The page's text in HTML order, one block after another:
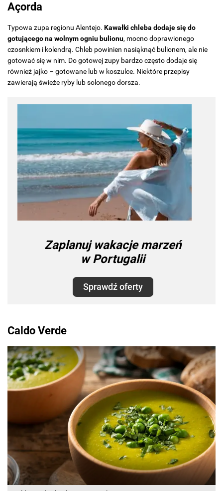
Açorda
Typowa zupa regionu Alentejo. Kawałki chleba dodaje się do
gotującego na wolnym ogniu bulionu, mocno doprawionego
czosnkiem i kolendrą. Chleb powinien nasiąknąć bulionem, ale nie
gotować się w nim. Do gotowej zupy bardzo często dodaje się
również jajko – gotowane lub w koszulce. Niektóre przepisy
zawierają świeże ryby lub solonego dorsza.
Zaplanuj wakacje marzeń
w Portugalii
Sprawdź oferty
Caldo Verde